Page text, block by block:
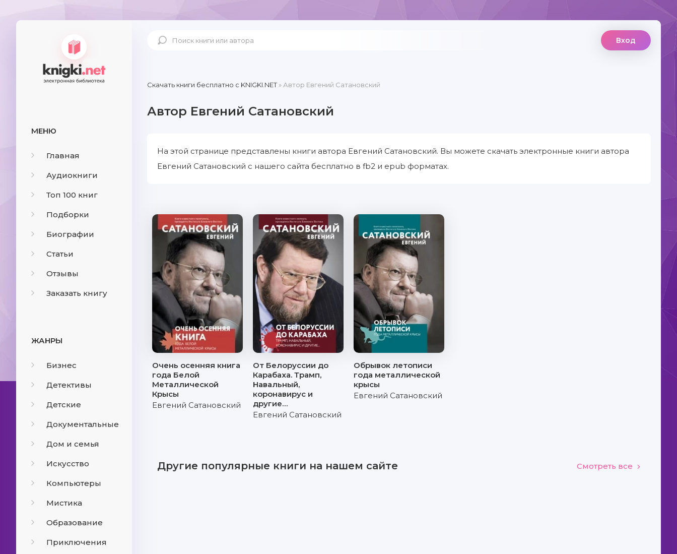
МЕНЮ
Главная
Аудиокниги
Топ 100 книг
Подборки
Биографии
Статьи
Отзывы
Заказать книгу
ЖАНРЫ
Бизнес
Детективы
Детские
Документальные
Дом и семья
Искусство
Компьютеры
Мистика
Образование
Приключения
Вход
Скачать книги бесплатно c KNIGKI.NET» Автор Евгений Сатановский
Автор Евгений Сатановский
На этой странице представлены книги автора Евгений Сатановский. Вы можете скачать электронные книги автора
Евгений Сатановский с нашего сайта бесплатно в fb2 и epub форматах.
Очень осенняя книга
года Белой
Металлической
Крысы
Евгений Сатановский
От Белоруссии до
Карабаха. Трамп,
Навальный,
коронавирус и
другие…
Евгений Сатановский
Обрывок летописи
года металлической
крысы
Евгений Сатановский
Другие популярные книги на нашем сайте Смотреть все